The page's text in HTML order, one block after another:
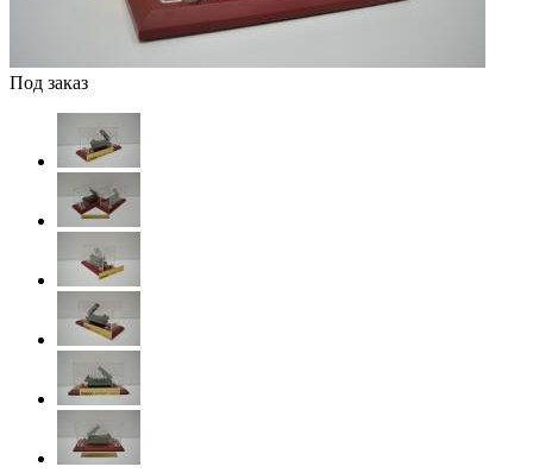
Под заказ